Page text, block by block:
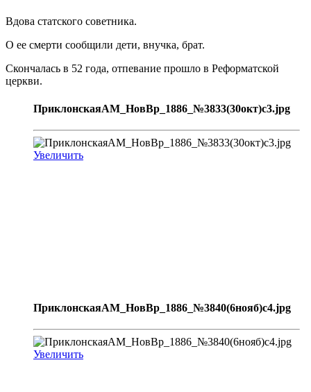
Вдова статского советника.
О ее смерти сообщили дети, внучка, брат.
Скончалась в 52 года, отпевание прошло в Реформатской
церкви.
ПриклонскаяАМ_НовВр_1886_№3833(30окт)с3.jpg
Увеличить
ПриклонскаяАМ_НовВр_1886_№3840(6нояб)с4.jpg
Увеличить